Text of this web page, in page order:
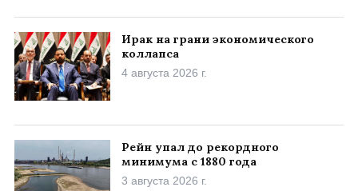
Ирак на грани экономического
коллапса
4 августа 2026 г.
Рейн упал до рекордного
минимума с 1880 года
3 августа 2026 г.